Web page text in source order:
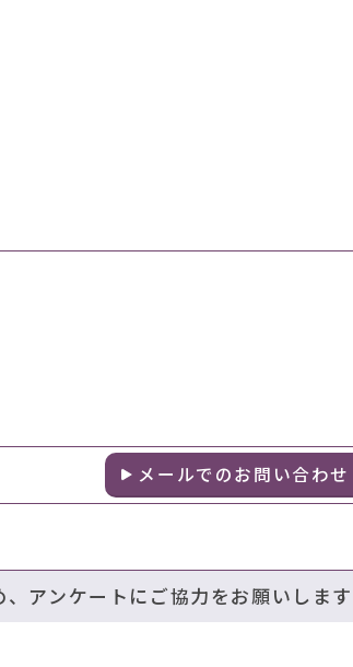
メールでのお問い合わせ
アンケートにご協力をお願いします